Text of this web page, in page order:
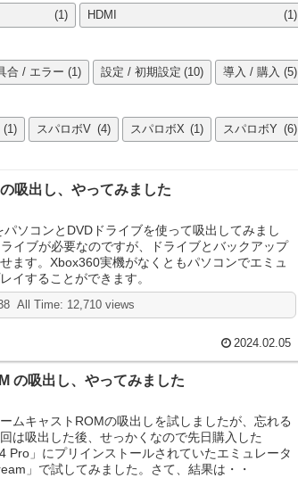
(1) HDMI (1)
合 / エラー (1) 設定 / 初期設定 (10) 導入 / 購入 (5)
(1) スパロボV (4) スパロボX (1) スパロボY (6)
吸出し、やってみました
ソコンとDVDドライブを使って吸出してみまし
イブが必要なのですが、ドライブとバックアップ
ます。Xbox360実機がなくともパソコンでエミュ
イすることができます。
All Time: 12,710 views
2024.02.05
の吸出し、やってみました
ムキャストROMの吸出しを試しましたが、忘れる
は吸出した後、せっかくなので先日購入した
Pro」にプリインストールされていたエミュレータ
」で試してみました。さて、結果は・・